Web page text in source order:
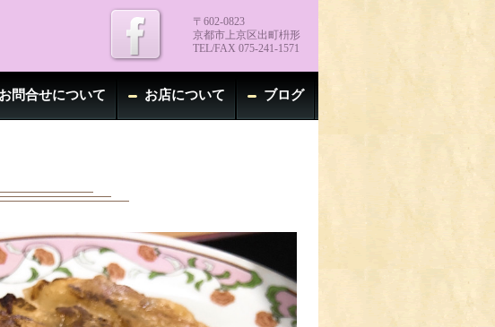
〒602-0823
京都市上京区出町枡形
TEL/FAX 075-241-1571
問合せについて お店について ブログ